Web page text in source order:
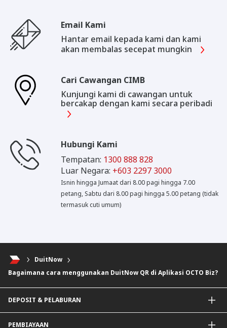
Email Kami
Hantar email kepada kami dan kami
akan membalas secepat mungkin
Cari Cawangan CIMB
Kunjungi kami di cawangan untuk
bercakap dengan kami secara peribadi
Hubungi Kami
Tempatan: 1300 888 828
Luar Negara: +603 2297 3000
Isnin hingga Jumaat dari 8.00 pagi hingga 7.00
petang, Sabtu dari 8.00 pagi hingga 5.00 petang (tidak
termasuk cuti umum)
DuitNow
Bagaimana cara menggunakan DuitNow QR di Aplikasi OCTO Biz?
DEPOSIT & PELABURAN
PEMBIAYAAN